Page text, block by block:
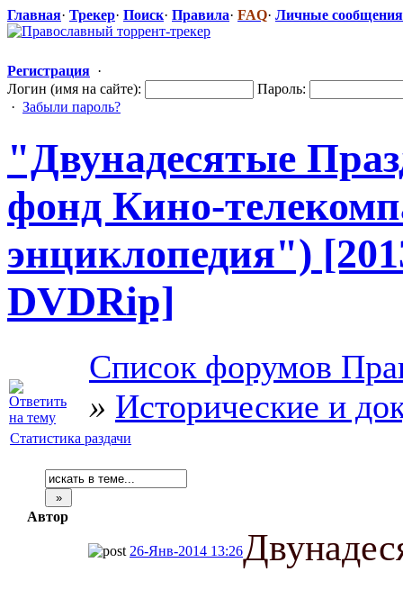
Главная· Трекер· Поиск· Правила· FAQ· Личные сообщения
Регистрация ·
Логин (имя на сайте):
Пароль:
· Забыли пароль?
"Двунаде​сятые
фонд Кино-телеком
энциклопедия​")
DVDRip]
Список форумов
» Исторические и
Статистика раздачи
Автор
26-Янв-2014 13:26